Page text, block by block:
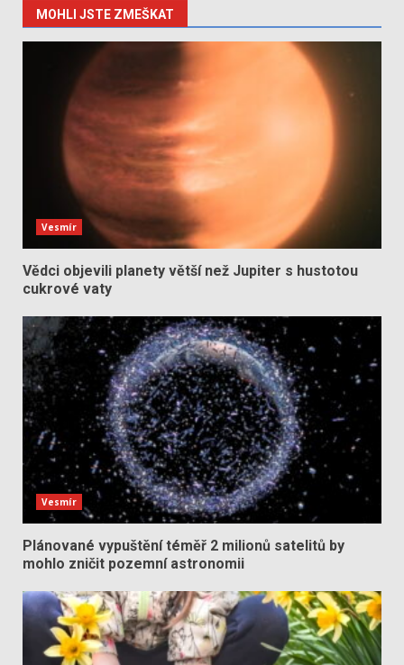
MOHLI JSTE ZMEŠKAT
Vesmír
Vědci objevili planety větší než Jupiter s hustotou
cukrové vaty
Vesmír
Plánované vypuštění téměř 2 milionů satelitů by
mohlo zničit pozemní astronomii